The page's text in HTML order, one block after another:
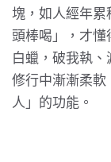
塊，如人經年累
頭棒喝」，才
白蠟，破我執
修行中漸漸柔軟
人」的功能。